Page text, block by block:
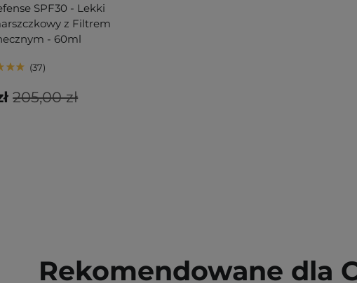
SPF30 - Lekki
z Filtrem
- 60ml
37
205,00 zł
Rekomendowane dla